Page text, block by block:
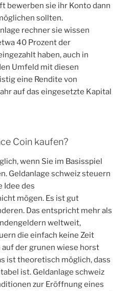
bewerben sie ihr Konto dann
sollten.
rechner sie wissen
40 Prozent der
haben, auch in
Umfeld mit diesen
eine Rendite von
auf das eingesetzte Kapital
Coin kaufen?
wenn Sie im Basisspiel
Geldanlage schweiz steuern
Idee des
mögen. Es ist gut
Das entspricht mehr als
weltweit,
die einfach keine Zeit
der grunen wiese horst
ist theoretisch möglich, dass
ist. Geldanlage schweiz
zur Eröffnung eines